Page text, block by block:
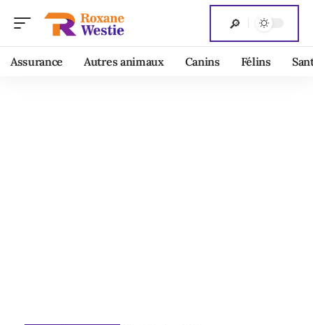
Assurance Autres animaux Canins Félins